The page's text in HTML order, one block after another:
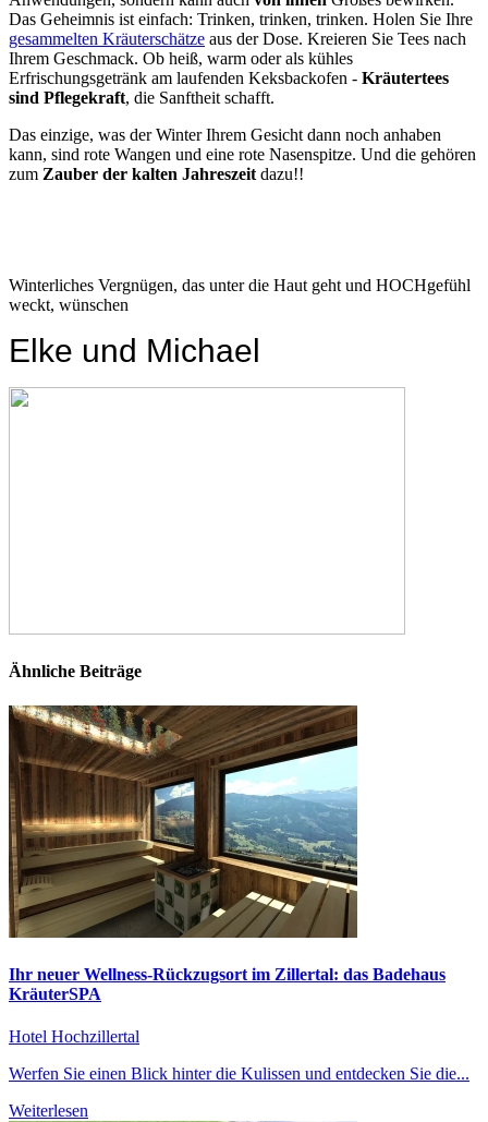
Das Geheimnis ist einfach: Trinken, trinken, trinken. Holen Sie Ihre
gesammelten Kräuterschätze aus der Dose. Kreieren Sie Tees nach
Ihrem Geschmack. Ob heiß, warm oder als kühles
Erfrischungsgetränk am laufenden Keksbackofen - Kräutertees
sind Pflegekraft, die Sanftheit schafft.
Das einzige, was der Winter Ihrem Gesicht dann noch anhaben
kann, sind rote Wangen und eine rote Nasenspitze. Und die gehören
zum Zauber der kalten Jahreszeit dazu!!
Winterliches Vergnügen, das unter die Haut geht und HOCHgefühl
weckt, wünschen
Elke und Michael
Ähnliche Beiträge
Ihr neuer Wellness-Rückzugsort im Zillertal: das Badehaus
KräuterSPA
Hotel Hochzillertal
Werfen Sie einen Blick hinter die Kulissen und entdecken Sie die...
Weiterlesen